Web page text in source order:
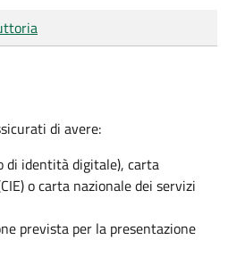
di avere:
di identità digitale), carta
o carta nazionale dei servizi
prevista per la presentazione